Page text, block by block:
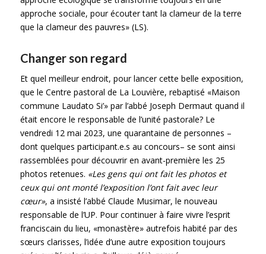
approche sociale, pour écouter tant la clameur de la terre
que la clameur des pauvres» (LS).
Changer son regard
Et quel meilleur endroit, pour lancer cette belle exposition,
que le Centre pastoral de La Louvière, rebaptisé «Maison
commune Laudato Si’» par l’abbé Joseph Dermaut quand il
était encore le responsable de l’unité pastorale? Le
vendredi 12 mai 2023, une quarantaine de personnes –
dont quelques participant.e.s au concours– se sont ainsi
rassemblées pour découvrir en avant-première les 25
photos retenues. «Les gens qui ont fait les photos et
ceux qui ont monté l’exposition l’ont fait avec leur
cœur», a insisté l’abbé Claude Musimar, le nouveau
responsable de l’UP. Pour continuer à faire vivre l’esprit
franciscain du lieu, «monastère» autrefois habité par des
sœurs clarisses, l’idée d’une autre exposition toujours